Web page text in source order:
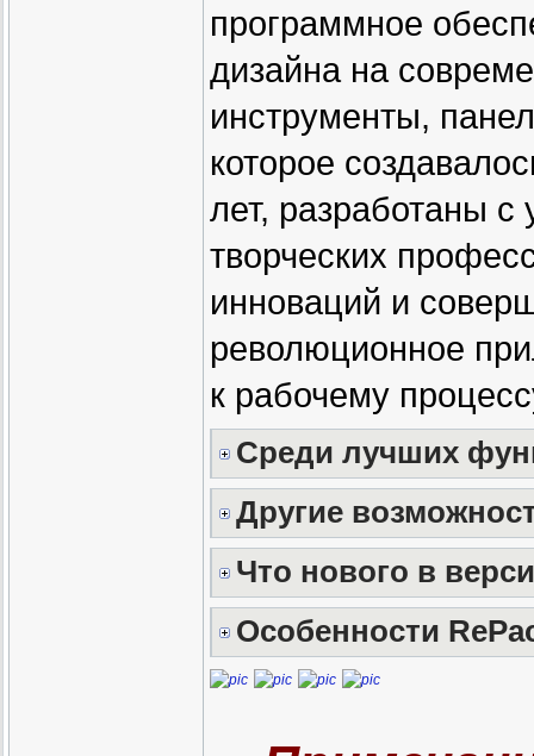
программное
дизайна на
инструменты,
которое
лет, разработаны с
творческих
инноваций и
революционное
к рабочему
Среди лучших
Другие
Что нового в
Особенности